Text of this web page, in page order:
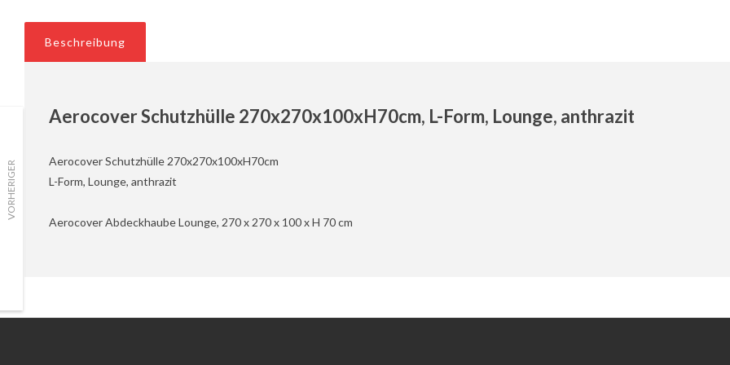
VORHERIGER
Beschreibung
Aerocover Schutzhülle 270x270x100xH70cm, L-Form, Lounge, anthrazit
Aerocover Schutzhülle 270x270x100xH70cm
L-Form, Lounge, anthrazit
Aerocover Abdeckhaube Lounge, 270 x 270 x 100 x H 70 cm